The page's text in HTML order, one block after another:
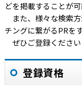
どを掲載することが可
また、様々な検索
チングに繋がるPRを
ぜひご登録ください
登録資格